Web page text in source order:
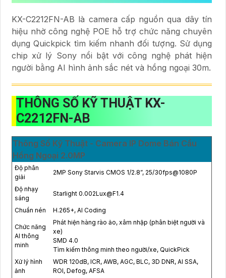
KX-C2212FN-AB là camera cấp nguồn qua dây tín
hiệu nhờ công nghệ POE hỗ trợ chức năng chuyên
dụng Quickpick tìm kiếm nhanh đối tượng. Sử dụng
chip xử lý Sony nổi bật với công nghệ phát hiện
người bằng AI hình ảnh sắc nét và hồng ngoại 30m.
THÔNG SỐ KỸ THUẬT KX-
C2212FN-AB
Thông Số Kỹ Thuật - Camera IP Dome Bán Cầu
Hồng Ngoại 2.0MP
Độ phân
giải
2MP Sony Starvis CMOS 1/2.8”, 25/30fps@1080P
Độ nhạy
sáng
Starlight 0.002Lux@F1.4
Chuẩn nén H.265+, AI Coding
Chức năng
AI thông
minh
Phát hiện hàng rào ảo, xâm nhập (phân biệt người và
xe)
SMD 4.0
Tìm kiếm thông minh theo người/xe, QuickPick
Xử lý hình
ảnh
WDR 120dB, ICR, AWB, AGC, BLC, 3D DNR, AI SSA,
ROI, Defog, AFSA